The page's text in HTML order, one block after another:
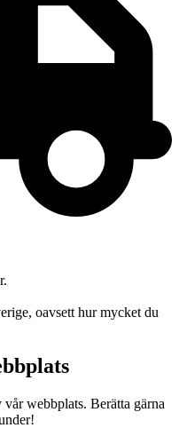
oavsett hur mycket du
webbplats. Berätta gärna